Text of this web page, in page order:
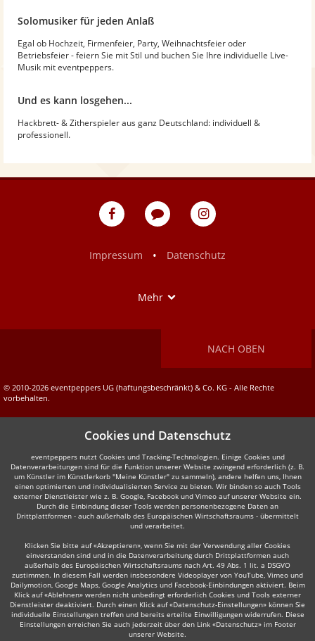
Solomusiker für jeden Anlaß
Egal ob Hochzeit, Firmenfeier, Party, Weihnachtsfeier oder
Betriebsfeier - feiern Sie mit Stil und buchen Sie Ihre individuelle Live-
Musik mit eventpeppers.
Und es kann losgehen...
Hackbrett- & Zitherspieler aus ganz Deutschland: individuell &
professionell.
eventpeppers
Blog
eventpeppers
Impressum
• Datenschutz
Mehr
NACH OBEN
© 2010-2026 eventpeppers UG (haftungsbeschränkt) & Co. KG - Alle Rechte
vorbehalten.
Cookies und Datenschutz
eventpeppers nutzt Cookies und Tracking-Technologien. Einige Cookies und
Datenverarbeitungen sind für die Funktion unserer Website zwingend erforderlich (z. B.
um Künstler im Künstlerkorb "Meine Künstler" zu sammeln), andere helfen uns, Ihnen
einen optimierten und individualisierten Service zu bieten. Wir binden so auch Tools
externer Dienstleister wie z. B. Google, Facebook und Vimeo auf unserer Website ein.
Durch die Einbindung dieser Tools werden personenbezogene Daten an
Drittplattformen - auch außerhalb des Europäischen Wirtschaftsraums - übermittelt
und verarbeitet.
Klicken Sie bitte auf «Akzeptieren», wenn Sie mit der Verwendung aller Cookies
einverstanden sind und in die Datenverarbeitung durch Drittplattformen auch
außerhalb des Europäischen Wirtschaftsraums nach Art. 49 Abs. 1 lit. a DSGVO
zustimmen. In diesem Fall werden insbesondere Videoplayer von YouTube, Vimeo und
Dailymotion, Google Maps, Google Analytics und Facebook-Einbindungen aktiviert. Beim
Klick auf «Ablehnen» werden nicht unbedingt erforderlich Cookies und Tools externer
Dienstleister deaktiviert. Durch einen Klick auf «Datenschutz-Einstellungen» können Sie
individuelle Einstellungen treffen und bereits erteilte Einwilligungen widerrufen. Diese
Einstellungen erreichen Sie auch jederzeit über den Link «Datenschutz» im Footer
unserer Website.